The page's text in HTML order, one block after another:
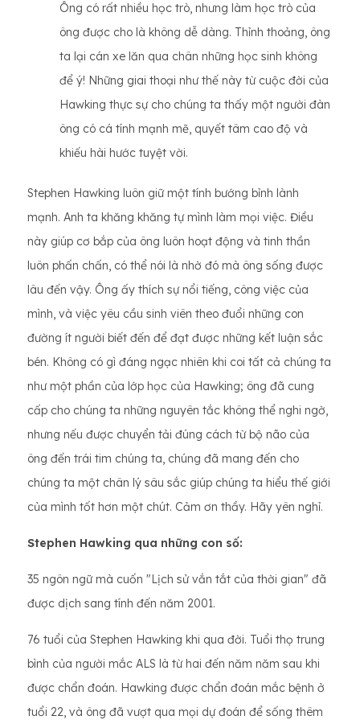
Ông có rất nhiều học trò, nhưng làm học trò của
ông được cho là không dễ dàng. Thỉnh thoảng, ông
ta lại cán xe lăn qua chân những học sinh không
để ý! Những giai thoại như thế này từ cuộc đời của
Hawking thực sự cho chúng ta thấy một người đàn
ông có cá tính mạnh mẽ, quyết tâm cao độ và
khiếu hài hước tuyệt vời.
Stephen Hawking luôn giữ một tính bướng bỉnh lành
mạnh. Anh ta khăng khăng tự mình làm mọi việc. Điều
này giúp cơ bắp của ông luôn hoạt động và tinh thần
luôn phấn chấn, có thể nói là nhờ đó mà ông sống được
lâu đến vậy. Ông ấy thích sự nổi tiếng, công việc của
mình, và việc yêu cầu sinh viên theo đuổi những con
đường ít người biết đến để đạt được những kết luận sắc
bén. Không có gì đáng ngạc nhiên khi coi tất cả chúng ta
như một phần của lớp học của Hawking; ông đã cung
cấp cho chúng ta những nguyên tắc không thể nghi ngờ,
nhưng nếu được chuyển tải đúng cách từ bộ não của
ông đến trái tim chúng ta, chúng đã mang đến cho
chúng ta một chân lý sâu sắc giúp chúng ta hiểu thế giới
của mình tốt hơn một chút. Cảm ơn thầy. Hãy yên nghỉ.
Stephen Hawking qua những con số:
35 ngôn ngữ mà cuốn "Lịch sử vắn tắt của thời gian" đã
được dịch sang tính đến năm 2001.
76 tuổi của Stephen Hawking khi qua đời. Tuổi thọ trung
bình của người mắc ALS là từ hai đến năm năm sau khi
được chẩn đoán. Hawking được chẩn đoán mắc bệnh ở
tuổi 22, và ông đã vượt qua mọi dự đoán để sống thêm